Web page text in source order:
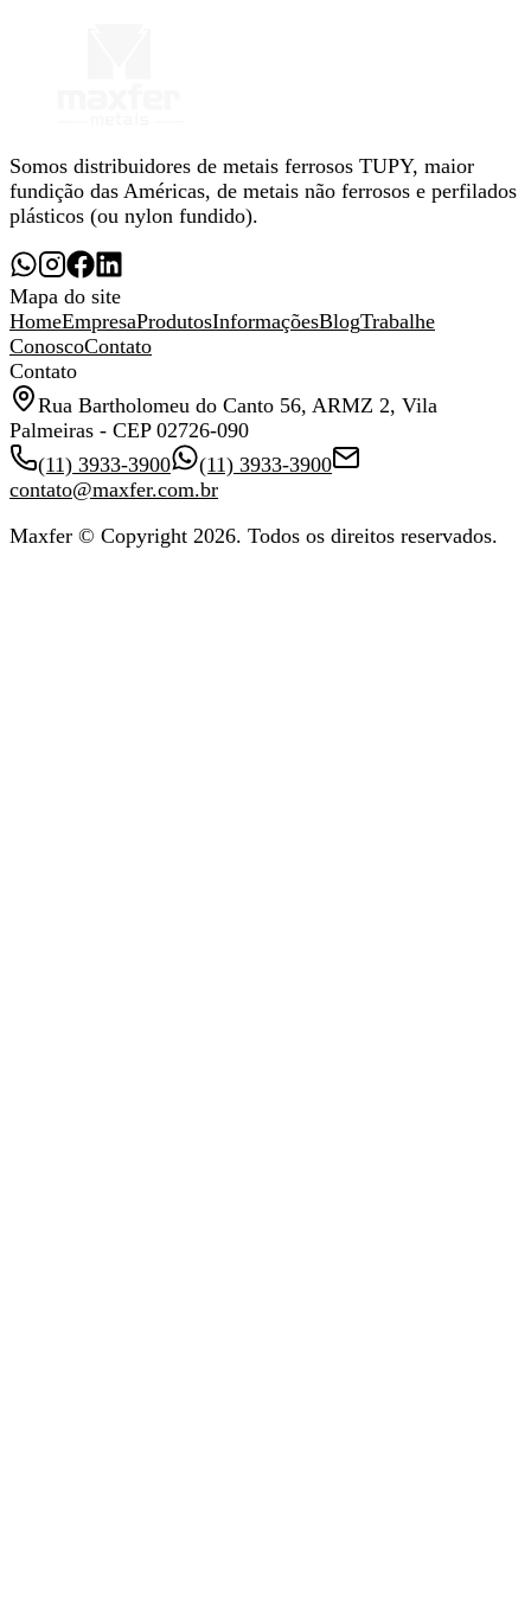
Somos distribuidores de metais ferrosos TUPY, maior
fundição das Américas, de metais não ferrosos e perfilados
plásticos (ou nylon fundido).
Mapa do site
HomeEmpresaProdutosInformaçõesBlogTrabalhe
ConoscoContato
Contato
Rua Bartholomeu do Canto 56, ARMZ 2, Vila
Palmeiras - CEP 02726-090
(11) 3933-3900
(11) 3933-3900
contato@maxfer.com.br
Maxfer © Copyright 2026. Todos os direitos reservados.